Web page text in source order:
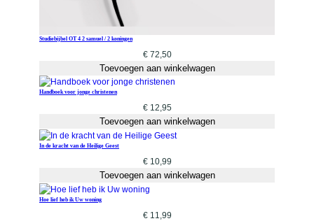
Studiebijbel OT 4 2 samuel / 2 koningen
€72,50
Toevoegen aan winkelwagen
Handboek voor jonge christenen
€12,95
Toevoegen aan winkelwagen
In de kracht van de Heilige Geest
€10,99
Toevoegen aan winkelwagen
Hoe lief heb ik Uw woning
€11,99